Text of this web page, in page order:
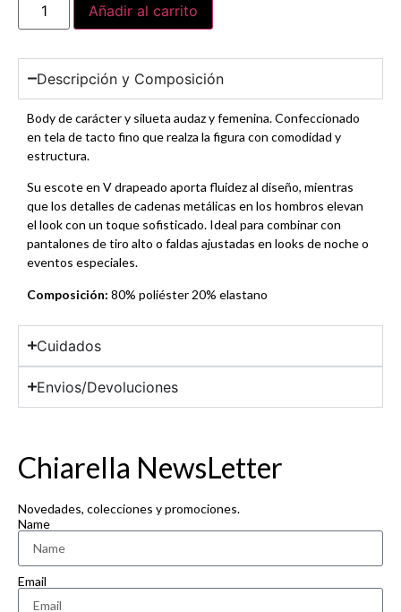
Añadir al carrito
Descripción y Composición
Body de carácter y silueta audaz y femenina. Confeccionado
en tela de tacto fino que realza la figura con comodidad y
estructura.
Su escote en V drapeado aporta fluidez al diseño, mientras
que los detalles de cadenas metálicas en los hombros elevan
el look con un toque sofisticado. Ideal para combinar con
pantalones de tiro alto o faldas ajustadas en looks de noche o
eventos especiales.
Composición: 80% poliéster 20% elastano
Cuidados
Envios/Devoluciones
Chiarella NewsLetter
Novedades, colecciones y promociones.
Name
Email